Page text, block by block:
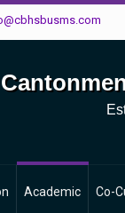
Academic Co-